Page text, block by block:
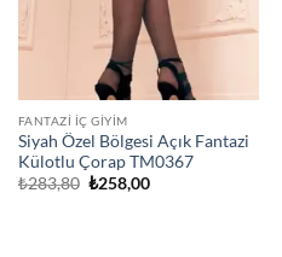
FANTAZI İÇ GIYIM
Siyah Özel Bölgesi Açık Fantazi
Külotlu Çorap TM0367
₺283,80 Orijinal
₺258,00Şu